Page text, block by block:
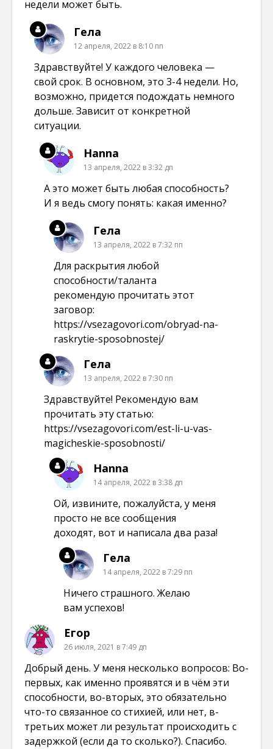
недели может быть.
Гела
12 апреля, 2022 в 8:10 пп
Здравствуйте! У каждого человека —
свой срок. В основном, это 3-4 недели. Но,
возможно, придется подождать немного
дольше. Зависит от конкретной
ситуации.
Hanna
13 апреля, 2022 в 3:32 дп
А это может быть любая способность?
И я ведь смогу понять: какая именно?
Гела
13 апреля, 2022 в 7:32 пп
Для раскрытия любой
способности/таланта
рекомендую прочитать этот
заговор:
https://vsezagovori.com/obryad-na-
raskrytie-sposobnostej/
Гела
13 апреля, 2022 в 7:30 пп
Здравствуйте! Рекомендую вам
прочитать эту статью:
https://vsezagovori.com/est-li-u-vas-
magicheskie-sposobnosti/
Hanna
14 апреля, 2022 в 3:38 дп
Ой, извините, пожалуйста, у меня
просто не все сообщения
доходят, вот и написала два раза!
Гела
14 апреля, 2022 в 7:29 пп
Ничего страшного. Желаю
вам успехов!
Егор
26 июля, 2021 в 7:49 дп
Добрый день. У меня несколько вопросов: Во-
первых, как именно проявятся и в чём эти
способности, во-вторых, это обязательно
что-то связанное со стихией, или нет, в-
третьих может ли результат происходить с
задержкой (если да то сколько?). Спасибо.